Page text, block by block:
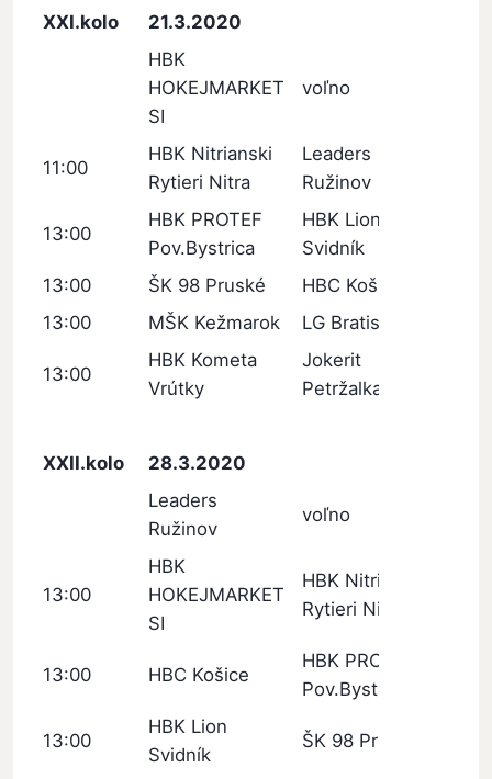
XXI.kolo
21.3.2020
HBK
HOKEJMARKET
SI
voľno
11:00
HBK Nitrianski
Rytieri Nitra
Leaders
Ružinov
13:00
HBK PROTEF
Pov.Bystrica
HBK Lion
Svidník
13:00
ŠK 98 Pruské
HBC Košice
13:00
MŠK Kežmarok LG Bratislava
13:00
HBK Kometa
Vrútky
Jokerit
Petržalka
XXII.kolo
28.3.2020
Leaders
Ružinov
voľno
13:00
HBK
HOKEJMARKET
SI
HBK Nitrianski
Rytieri Nitra
13:00 HBC Košice
HBK PROTEF
Pov.Bystrica
13:00
HBK Lion
Svidník
ŠK 98 Pruské